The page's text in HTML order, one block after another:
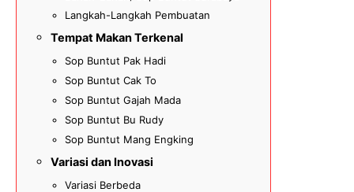
Langkah-Langkah Pembuatan
Tempat Makan Terkenal
Sop Buntut Pak Hadi
Sop Buntut Cak To
Sop Buntut Gajah Mada
Sop Buntut Bu Rudy
Sop Buntut Mang Engking
Variasi dan Inovasi
Variasi Berbeda